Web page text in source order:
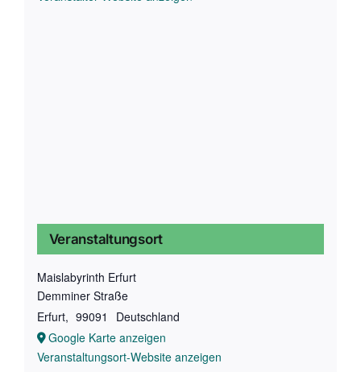
Veranstaltungsort
Maislabyrinth Erfurt
Demminer Straße
Erfurt, 99091
Deutschland
Google Karte anzeigen
Veranstaltungsort-Website anzeigen